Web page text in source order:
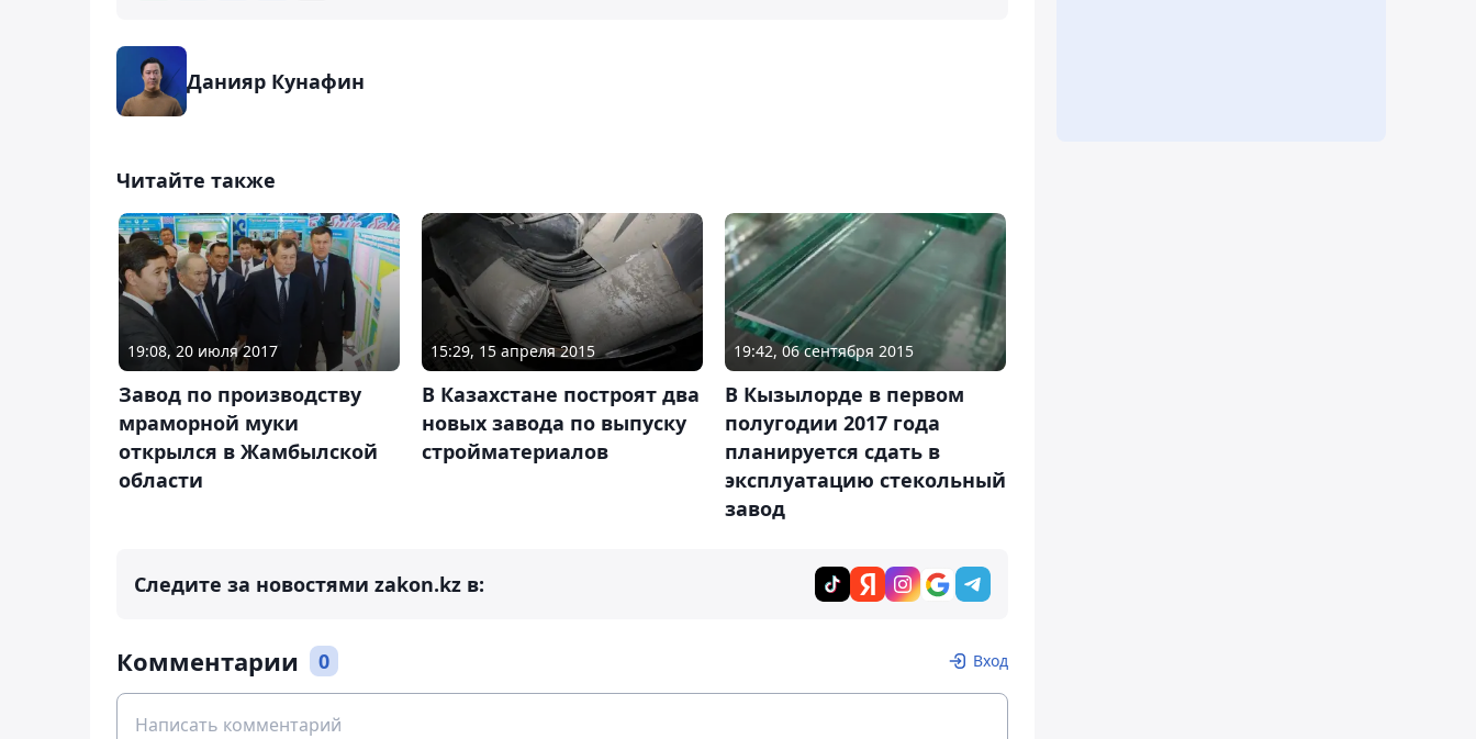
Данияр Кунафин
Читайте также
19:08, 20 июля 2017
Завод по производству
мраморной муки
открылся в Жамбылской
области
15:29, 15 апреля 2015
В Казахстане построят два
новых завода по выпуску
стройматериалов
19:42, 06 сентября 2015
В Кызылорде в первом
полугодии 2017 года
планируется сдать в
эксплуатацию стекольный
завод
Следите за новостями zakon.kz в:
Комментарии 0 Вход